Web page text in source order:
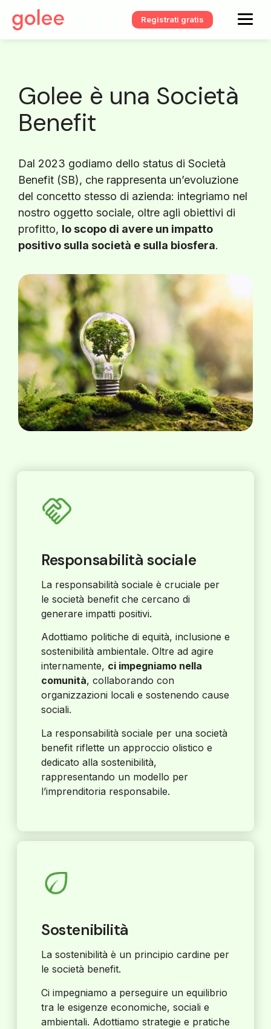
Registrati gratis
Golee è una Società
Benefit
Dal 2023 godiamo dello status di Società
Benefit (SB), che rappresenta un’evoluzione
del concetto stesso di azienda: integriamo nel
nostro oggetto sociale, oltre agli obiettivi di
profitto, lo scopo di avere un impatto
positivo sulla società e sulla biosfera.
Responsabilità sociale
La responsabilità sociale è cruciale per
le società benefit che cercano di
generare impatti positivi.
Adottiamo politiche di equità, inclusione e
sostenibilità ambientale. Oltre ad agire
internamente, ci impegniamo nella
comunità, collaborando con
organizzazioni locali e sostenendo cause
sociali.
La responsabilità sociale per una società
benefit riflette un approccio olistico e
dedicato alla sostenibilità,
rappresentando un modello per
l’imprenditoria responsabile.
Sostenibilità
La sostenibilità è un principio cardine per
le società benefit.
Ci impegniamo a perseguire un equilibrio
tra le esigenze economiche, sociali e
ambientali. Adottiamo strategie e pratiche